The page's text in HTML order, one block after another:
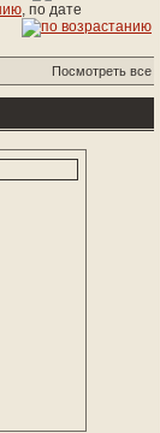
, по дате
Посмотреть все